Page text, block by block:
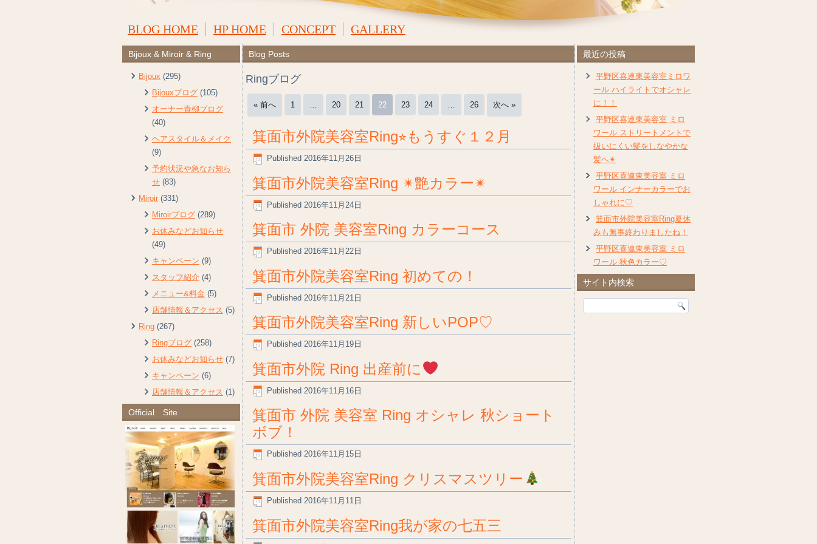
BLOG HOME HP HOME CONCEPT GALLERY
Bijoux & Miroir & Ring
Bijoux (295)
Bijouxブログ (105)
オーナー青柳ブログ
(40)
ヘアスタイル＆メイク
(9)
予約状況や急なお知ら
せ (83)
Miroir (331)
Miroirブログ (289)
お休みなどお知らせ
(49)
キャンペーン (9)
スタッフ紹介 (4)
メニュー&料金 (5)
店舗情報＆アクセス (5)
Ring (267)
Ringブログ (258)
お休みなどお知らせ (7)
キャンペーン (6)
店舗情報＆アクセス (1)
Official Site
Blog Posts
Ringブログ
« 前へ 1 … 20 21 22 23 24 … 26 次へ »
箕面市外院美容室Ring⭐︎もうすぐ１２月
Published 2016年11月26日
箕面市外院美容室Ring ✴︎艶カラー✴︎
Published 2016年11月24日
箕面市 外院 美容室Ring カラーコース
Published 2016年11月22日
箕面市外院美容室Ring 初めての！
Published 2016年11月21日
箕面市外院美容室Ring 新しいPOP♡
Published 2016年11月19日
箕面市外院 Ring 出産前に
Published 2016年11月16日
箕面市 外院 美容室 Ring オシャレ 秋ショート
ボブ！
Published 2016年11月15日
箕面市外院美容室Ring クリスマスツリー
Published 2016年11月11日
箕面市外院美容室Ring我が家の七五三
最近の投稿
平野区喜連東美容室ミロワ
ール ハイライトでオシャレ
に！！
平野区喜連東美容室 ミロ
ワール ストリートメントで
扱いにくい髪をしなやかな
髪へ✴︎
平野区喜連東美容室 ミロ
ワール インナーカラーでお
しゃれに♡
箕面市外院美容室Ring夏休
みも無事終わりましたね！
平野区喜連東美容室 ミロ
ワール 秋色カラー♡
サイト内検索